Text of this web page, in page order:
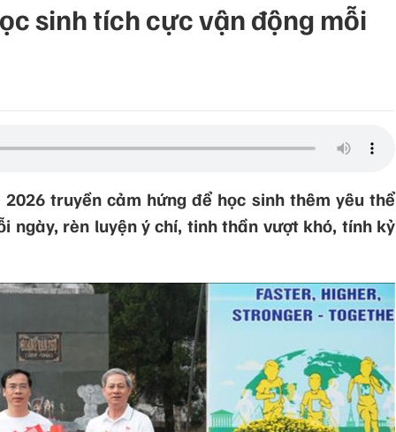
sinh tích cực vận động mỗi
truyền cảm hứng để học sinh thêm yêu thể
ngày, rèn luyện ý chí, tinh thần vượt khó, tính kỷ